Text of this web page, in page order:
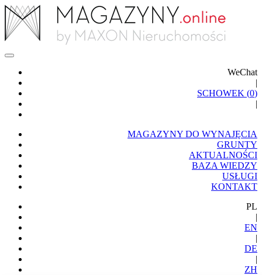
WeChat
|
SCHOWEK (0)
|
MAGAZYNY DO WYNAJĘCIA
GRUNTY
AKTUALNOŚCI
BAZA WIEDZY
USŁUGI
KONTAKT
PL
|
EN
|
DE
|
ZH